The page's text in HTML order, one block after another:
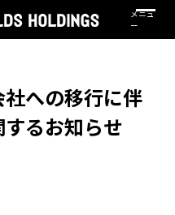
への移行に伴
するお知らせ